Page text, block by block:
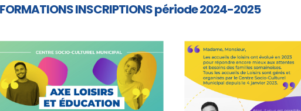
INSCRIPTIONS période 2024-2025